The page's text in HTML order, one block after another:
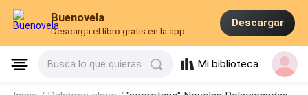
Buenovela
Descarga el libro gratis en la app
Descargar
Busca lo que quieras Mi biblioteca